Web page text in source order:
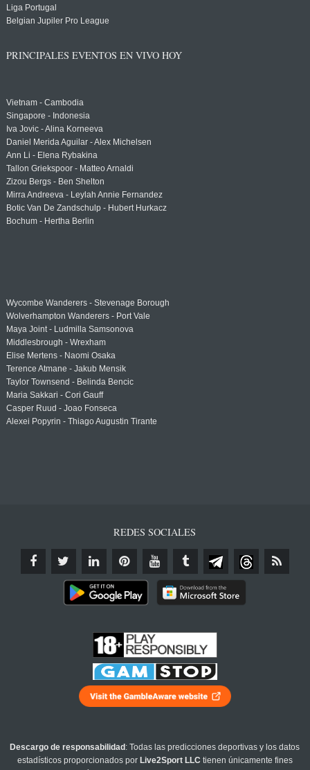
Liga Portugal
Belgian Jupiler Pro League
PRINCIPALES EVENTOS EN VIVO HOY
Vietnam - Cambodia
Singapore - Indonesia
Iva Jovic - Alina Korneeva
Daniel Merida Aguilar - Alex Michelsen
Ann Li - Elena Rybakina
Tallon Griekspoor - Matteo Arnaldi
Zizou Bergs - Ben Shelton
Mirra Andreeva - Leylah Annie Fernandez
Botic Van De Zandschulp - Hubert Hurkacz
Bochum - Hertha Berlin
Wycombe Wanderers - Stevenage Borough
Wolverhampton Wanderers - Port Vale
Maya Joint - Ludmilla Samsonova
Middlesbrough - Wrexham
Elise Mertens - Naomi Osaka
Terence Atmane - Jakub Mensik
Taylor Townsend - Belinda Bencic
Maria Sakkari - Cori Gauff
Casper Ruud - Joao Fonseca
Alexei Popyrin - Thiago Augustin Tirante
REDES SOCIALES
Descargo de responsabilidad : Todas las predicciones deportivas y los datos
estadísticos proporcionados por Live2Sport LLC tienen únicamente fines